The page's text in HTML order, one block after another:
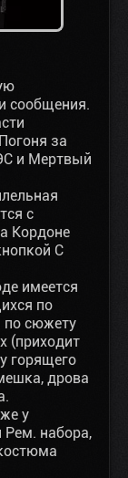
сообщения.
за
и Мертвый
с
Кордоне
С
имеется
по
по сюжету
(приходит
горящего
дрова
у
Рем. набора,